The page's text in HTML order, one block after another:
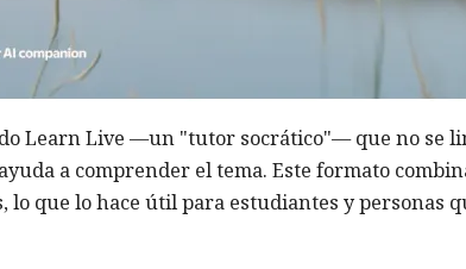
Learn Live —un "tutor socrático"— que no se
a comprender el tema. Este formato
que lo hace útil para estudiantes y personas